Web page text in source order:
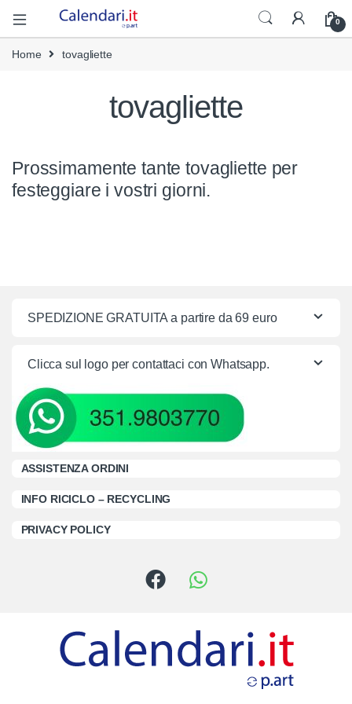
Open 0
Home tovagliette
tovagliette
Prossimamente tante tovagliette per
festeggiare i vostri giorni.
SPEDIZIONE GRATUITA a partire da 69 euro
Clicca sul logo per contattaci con Whatsapp.
ASSISTENZA ORDINI
INFO RICICLO – RECYCLING
PRIVACY POLICY